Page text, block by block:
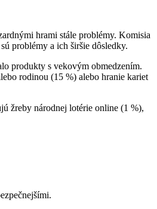
hrami stále problémy. Komisia
problémy a ich širšie dôsledky.
produkty s vekovým obmedzením.
rodinou (15 %) alebo hranie kariet
žreby národnej lotérie online (1 %),